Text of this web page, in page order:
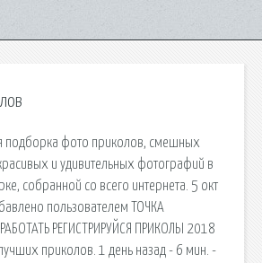
подборка фото приколов, смешных
и удивительных фотографий в
собранной со всего интернета. 5 окт
пользователем ТОЧКА
РЕГИСТРИРУЙСЯ ПРИКОЛЫ 2018
приколов. 1 день назад - 6 мин. -